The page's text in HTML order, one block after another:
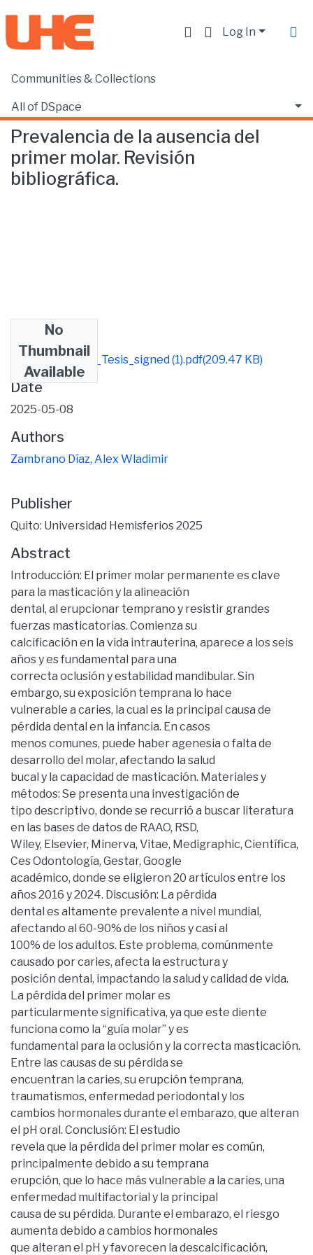
Log In
Communities & Collections
All of DSpace
Statistics
Home
Prevalencia de la ausencia del
primer molar. Revisión
bibliográfica.
No
Thumbnail
Available
Alex_Zambrano_Tesis_signed (1).pdf(209.47 KB)
Date
2025-05-08
Authors
Zambrano Díaz, Alex Wladimir
Publisher
Quito: Universidad Hemisferios 2025
Abstract
Introducción: El primer molar permanente es clave
para la masticación y la alineación
dental, al erupcionar temprano y resistir grandes
fuerzas masticatorias. Comienza su
calcificación en la vida intrauterina, aparece a los seis
años y es fundamental para una
correcta oclusión y estabilidad mandibular. Sin
embargo, su exposición temprana lo hace
vulnerable a caries, la cual es la principal causa de
pérdida dental en la infancia. En casos
menos comunes, puede haber agenesia o falta de
desarrollo del molar, afectando la salud
bucal y la capacidad de masticación. Materiales y
métodos: Se presenta una investigación de
tipo descriptivo, donde se recurrió a buscar literatura
en las bases de datos de RAAO, RSD,
Wiley, Elsevier, Minerva, Vitae, Medigraphic, Científica,
Ces Odontología, Gestar, Google
académico, donde se eligieron 20 artículos entre los
años 2016 y 2024. Discusión: La pérdida
dental es altamente prevalente a nivel mundial,
afectando al 60-90% de los niños y casi al
100% de los adultos. Este problema, comúnmente
causado por caries, afecta la estructura y
posición dental, impactando la salud y calidad de vida.
La pérdida del primer molar es
particularmente significativa, ya que este diente
funciona como la “guía molar” y es
fundamental para la oclusión y la correcta masticación.
Entre las causas de su pérdida se
encuentran la caries, su erupción temprana,
traumatismos, enfermedad periodontal y los
cambios hormonales durante el embarazo, que alteran
el pH oral. Conclusión: El estudio
revela que la pérdida del primer molar es común,
principalmente debido a su temprana
erupción, que lo hace más vulnerable a la caries, una
enfermedad multifactorial y la principal
causa de su pérdida. Durante el embarazo, el riesgo
aumenta debido a cambios hormonales
que alteran el pH y favorecen la descalcificación,